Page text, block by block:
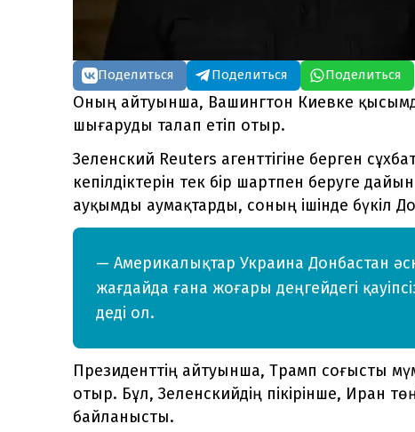
Поделиться Поделиться Поделиться
Оның айтуынша, Вашингтон Киевке
шығаруды талап етіп отыр.
Зеленский Reuters агенттігіне берген
кепілдіктерін тек бір шартпен беруге
ауқымды аумақтарды, соның ішінде бүкіл
— Америкалықтар Украина Донбастан
жағдайда ғана жоғары деңгейдегі
деді ол.
Президенттің айтуынша, Трамп соғысты
отыр. Бұл, Зеленскийдің пікірінше, Иран
байланысты.